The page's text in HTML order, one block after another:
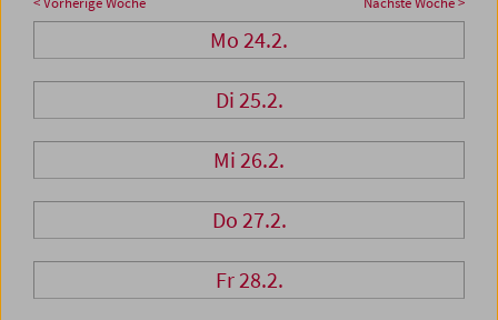
Mo 24.2.
Di 25.2.
Mi 26.2.
Do 27.2.
Fr 28.2.